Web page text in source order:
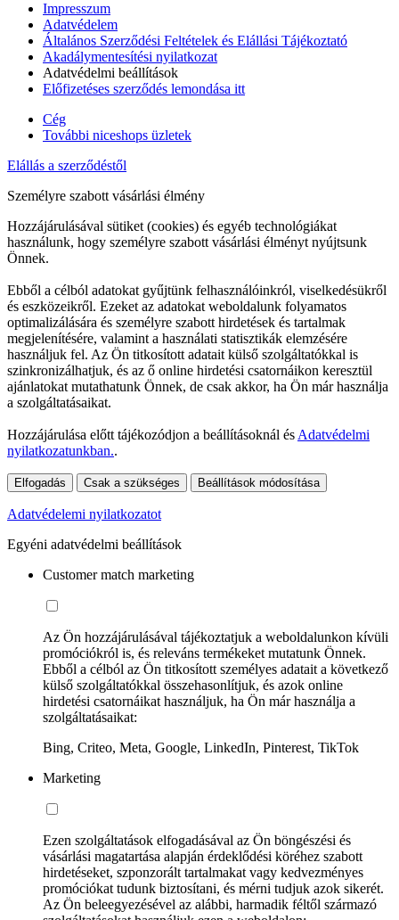
Impresszum
Adatvédelem
Általános Szerződési Feltételek és Elállási Tájékoztató
Akadálymentesítési nyilatkozat
Adatvédelmi beállítások
Előfizetéses szerződés lemondása itt
Cég
További niceshops üzletek
Elállás a szerződéstől
Személyre szabott vásárlási élmény
Hozzájárulásával sütiket (cookies) és egyéb technológiákat
használunk, hogy személyre szabott vásárlási élményt nyújtsunk
Önnek.
Ebből a célból adatokat gyűjtünk felhasználóinkról, viselkedésükről
és eszközeikről. Ezeket az adatokat weboldalunk folyamatos
optimalizálására és személyre szabott hirdetések és tartalmak
megjelenítésére, valamint a használati statisztikák elemzésére
használjuk fel. Az Ön titkosított adatait külső szolgáltatókkal is
szinkronizálhatjuk, és az ő online hirdetési csatornáikon keresztül
ajánlatokat mutathatunk Önnek, de csak akkor, ha Ön már használja
a szolgáltatásaikat.
Hozzájárulása előtt tájékozódjon a beállításoknál és Adatvédelmi
nyilatkozatunkban..
Elfogadás Csak a szükséges Beállítások módosítása
Adatvédelemi nyilatkozatot
Egyéni adatvédelmi beállítások
Customer match marketing
Az Ön hozzájárulásával tájékoztatjuk a weboldalunkon kívüli
promóciókról is, és releváns termékeket mutatunk Önnek.
Ebből a célból az Ön titkosított személyes adatait a következő
külső szolgáltatókkal összehasonlítjuk, és azok online
hirdetési csatornáikat használjuk, ha Ön már használja a
szolgáltatásaikat:
Bing, Criteo, Meta, Google, LinkedIn, Pinterest, TikTok
Marketing
Ezen szolgáltatások elfogadásával az Ön böngészési és
vásárlási magatartása alapján érdeklődési köréhez szabott
hirdetéseket, szponzorált tartalmakat vagy kedvezményes
promóciókat tudunk biztosítani, és mérni tudjuk azok sikerét.
Az Ön beleegyezésével az alábbi, harmadik féltől származó